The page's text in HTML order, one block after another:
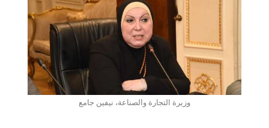
وزيرة التجارة والصناعة، نيفين جامع